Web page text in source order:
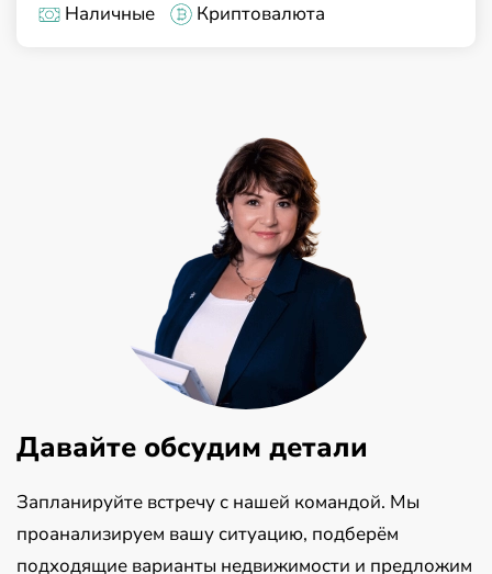
Наличные
Криптовалюта
Давайте обсудим детали
Запланируйте встречу с нашей командой. Мы
проанализируем вашу ситуацию, подберём
подходящие варианты недвижимости и предложим